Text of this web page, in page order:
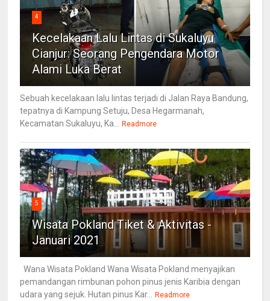
4
Kecelakaan Lalu Lintas di Sukaluyu
Cianjur: Seorang Pengendara Motor
Alami Luka Berat
Sebuah kecelakaan lalu lintas terjadi di Jalan Raya Bandung,
tepatnya di Kampung Setuju, Desa Hegarmanah,
Kecamatan Sukaluyu, Ka...
Readmore
5
Wisata Pokland Tiket & Aktivitas -
Januari 2021
Wana Wisata Pokland Wana Wisata Pokland menyajikan
pemandangan rimbunan pohon pinus jenis Karibia dengan
udara yang sejuk. Hutan pinus Kar...
Readmore